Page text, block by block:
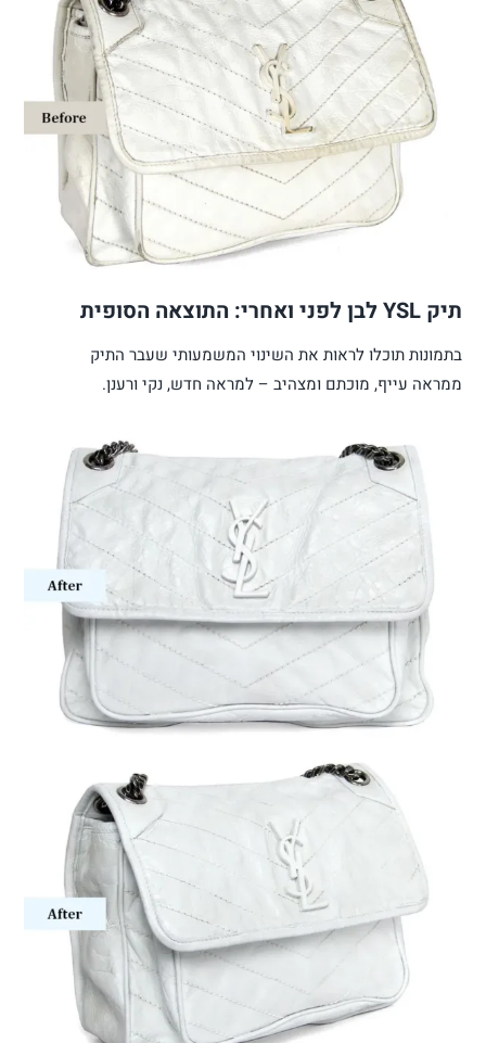
תיק YSL לבן לפני ואחרי: התוצאה הסופית
בתמונות תוכלו לראות את השינוי המשמעותי שעבר התיק
ממראה עייף, מוכתם ומצהיב – למראה חדש, נקי ורענן.